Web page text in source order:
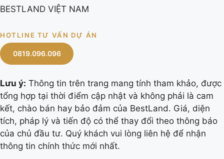
BESTLAND VIỆT NAM
HOTLINE TƯ VẤN DỰ ÁN
0819.096.096
Lưu ý: Thông tin trên trang mang tính tham khảo, được
tổng hợp tại thời điểm cập nhật và không phải là cam
kết, chào bán hay bảo đảm của BestLand. Giá, diện
tích, pháp lý và tiến độ có thể thay đổi theo thông báo
của chủ đầu tư. Quý khách vui lòng liên hệ để nhận
thông tin chính thức mới nhất.